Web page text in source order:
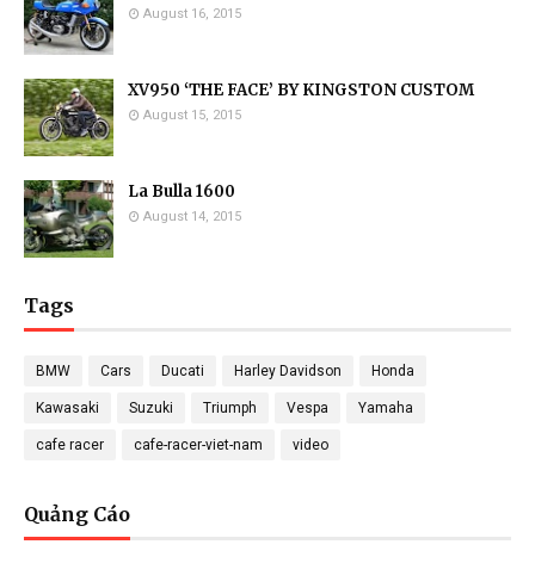
August 16, 2015
XV950 ‘THE FACE’ BY KINGSTON CUSTOM
August 15, 2015
La Bulla 1600
August 14, 2015
Tags
BMW Cars Ducati Harley Davidson Honda
Kawasaki Suzuki Triumph Vespa Yamaha
cafe racer cafe-racer-viet-nam video
Quảng Cáo